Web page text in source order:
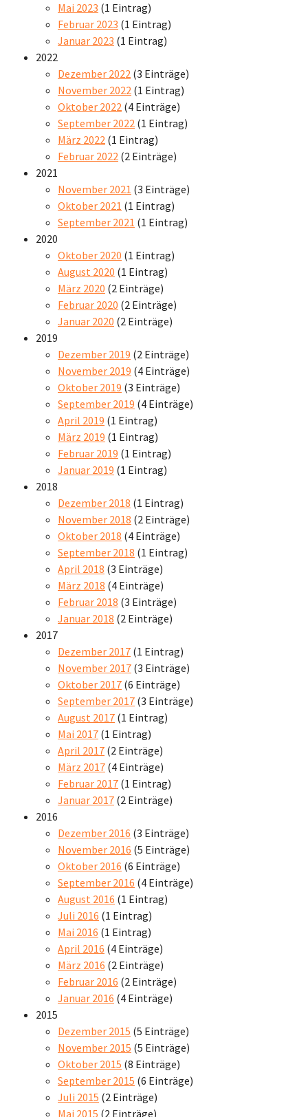
Mai 2023 (1 Eintrag)
Februar 2023 (1 Eintrag)
Januar 2023 (1 Eintrag)
2022
Dezember 2022 (3 Einträge)
November 2022 (1 Eintrag)
Oktober 2022 (4 Einträge)
September 2022 (1 Eintrag)
März 2022 (1 Eintrag)
Februar 2022 (2 Einträge)
2021
November 2021 (3 Einträge)
Oktober 2021 (1 Eintrag)
September 2021 (1 Eintrag)
2020
Oktober 2020 (1 Eintrag)
August 2020 (1 Eintrag)
März 2020 (2 Einträge)
Februar 2020 (2 Einträge)
Januar 2020 (2 Einträge)
2019
Dezember 2019 (2 Einträge)
November 2019 (4 Einträge)
Oktober 2019 (3 Einträge)
September 2019 (4 Einträge)
April 2019 (1 Eintrag)
März 2019 (1 Eintrag)
Februar 2019 (1 Eintrag)
Januar 2019 (1 Eintrag)
2018
Dezember 2018 (1 Eintrag)
November 2018 (2 Einträge)
Oktober 2018 (4 Einträge)
September 2018 (1 Eintrag)
April 2018 (3 Einträge)
März 2018 (4 Einträge)
Februar 2018 (3 Einträge)
Januar 2018 (2 Einträge)
2017
Dezember 2017 (1 Eintrag)
November 2017 (3 Einträge)
Oktober 2017 (6 Einträge)
September 2017 (3 Einträge)
August 2017 (1 Eintrag)
Mai 2017 (1 Eintrag)
April 2017 (2 Einträge)
März 2017 (4 Einträge)
Februar 2017 (1 Eintrag)
Januar 2017 (2 Einträge)
2016
Dezember 2016 (3 Einträge)
November 2016 (5 Einträge)
Oktober 2016 (6 Einträge)
September 2016 (4 Einträge)
August 2016 (1 Eintrag)
Juli 2016 (1 Eintrag)
Mai 2016 (1 Eintrag)
April 2016 (4 Einträge)
März 2016 (2 Einträge)
Februar 2016 (2 Einträge)
Januar 2016 (4 Einträge)
2015
Dezember 2015 (5 Einträge)
November 2015 (5 Einträge)
Oktober 2015 (8 Einträge)
September 2015 (6 Einträge)
Juli 2015 (2 Einträge)
Mai 2015 (2 Einträge)